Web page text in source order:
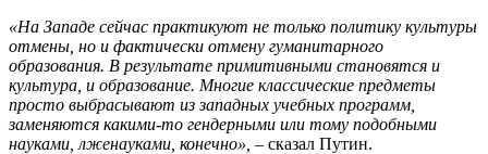
«На Западе сейчас практикуют не только политику культуры
отмены, но и фактически отмену гуманитарного
образования. В результате примитивными становятся и
культура, и образование. Многие классические предметы
просто выбрасывают из западных учебных программ,
заменяются какими-то гендерными или тому подобными
науками, лженауками, конечно», – сказал Путин.